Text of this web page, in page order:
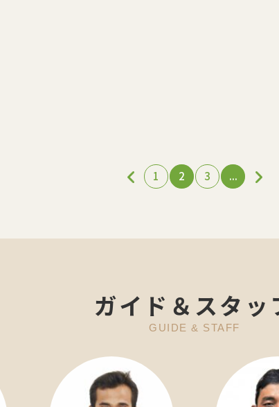
1 2 3 ...
ガイド＆スタッ
GUIDE & STAFF